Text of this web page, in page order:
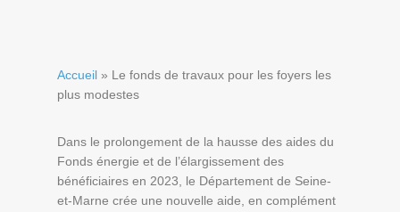
Accueil » Le fonds de travaux pour les foyers les
plus modestes
Dans le prolongement de la hausse des aides du
Fonds énergie et de l’élargissement des
bénéficiaires en 2023, le Département de Seine-
et-Marne crée une nouvelle aide, en complément